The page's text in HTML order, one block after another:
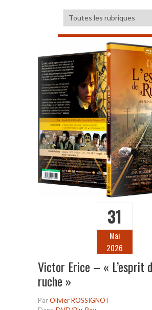
31
Mai
2026
Victor Erice – « L’esprit
ruche »
ParOlivier ROSSIGNOT